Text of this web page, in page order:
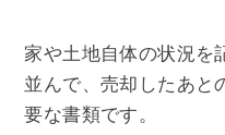
家や土地自体の状況を
並んで、売却したあと
要な書類です。